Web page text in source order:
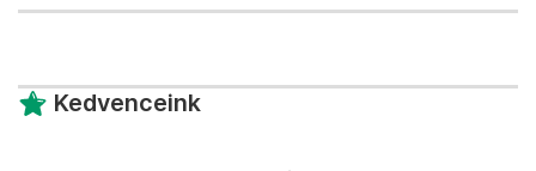
Kedvenceink